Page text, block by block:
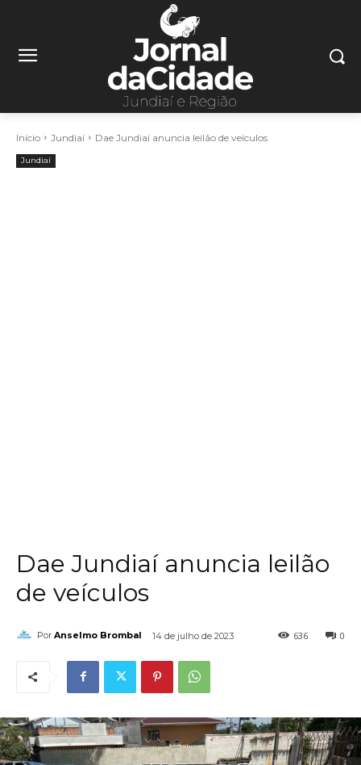
Início Jundiaí Dae Jundiaí anuncia leilão de veículos
Jundiaí
Dae Jundiaí anuncia leilão
de veículos
Por Anselmo Brombal 14 de julho de 2023 0
636